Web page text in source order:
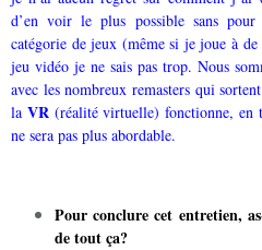
d’en voir le plus possible sans
catégorie de jeux (même si je joue à
jeu vidéo je ne sais pas trop. Nous
avec les nombreux remasters qui
la VR(réalité virtuelle) fonctionne, en
ne sera pas plus abordable.
Pour conclure cet entretien,
de tout ça?